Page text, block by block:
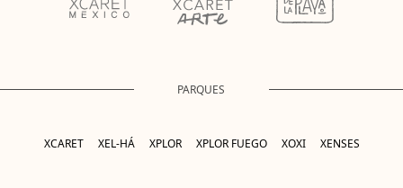
PARQUES
XCARET XEL-HÁ XPLOR XPLOR FUEGO XOXI XENSES